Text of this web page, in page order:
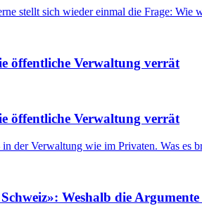
stellt sich wieder einmal die Frage: Wie
öffentliche Verwaltung verrät
öffentliche Verwaltung verrät
der Verwaltung wie im Privaten. Was es
Weshalb die